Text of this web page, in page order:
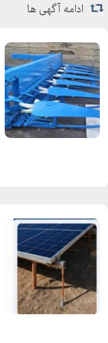
ادامه آگهی ها